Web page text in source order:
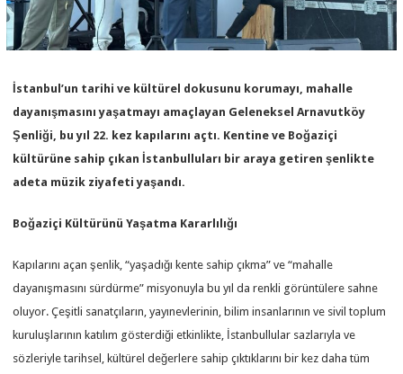
İstanbul’un tarihi ve kültürel dokusunu korumayı, mahalle
dayanışmasını yaşatmayı amaçlayan Geleneksel Arnavutköy
Şenliği, bu yıl 22. kez kapılarını açtı. Kentine ve Boğaziçi
kültürüne sahip çıkan İstanbulluları bir araya getiren şenlikte
adeta müzik ziyafeti yaşandı.
Boğaziçi Kültürünü Yaşatma Kararlılığı
Kapılarını açan şenlik, “yaşadığı kente sahip çıkma” ve “mahalle
dayanışmasını sürdürme” misyonuyla bu yıl da renkli görüntülere sahne
oluyor. Çeşitli sanatçıların, yayınevlerinin, bilim insanlarının ve sivil toplum
kuruluşlarının katılım gösterdiği etkinlikte, İstanbullular sazlarıyla ve
sözleriyle tarihsel, kültürel değerlere sahip çıktıklarını bir kez daha tüm